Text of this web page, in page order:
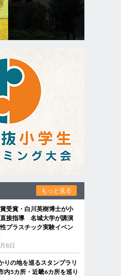
もっと見る
受賞・白川英樹博士が小
接指導 名城大学が講演
プラスチック実験イベン
8日
りの地を巡るスタンプラリ
5カ所・近畿6カ所を巡り